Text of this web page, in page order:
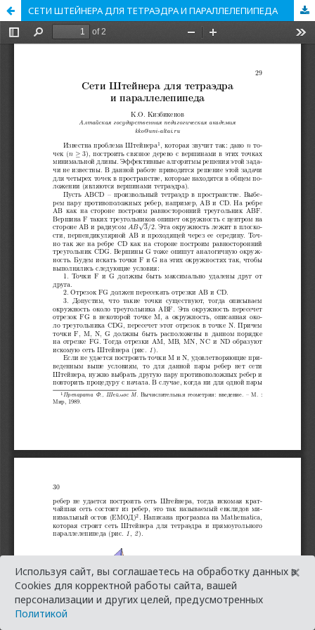
СЕТИ ШТЕЙНЕРА ДЛЯ ТЕТРАЭДРА И ПАРАЛЛЕЛЕПИПЕДА
Используя сайт, вы соглашаетесь на обработку данных в
Cookies для корректной работы сайта, вашей
персонализации и других целей, предусмотренных
Политикой
×